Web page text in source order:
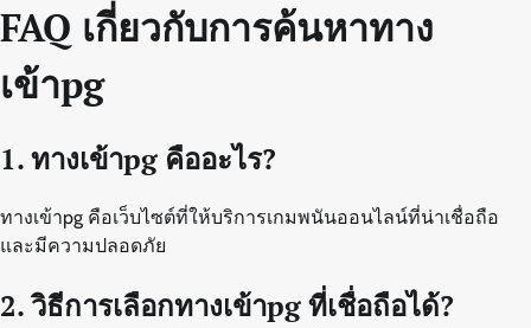
FAQ เกี่ยวกับการค้นหาทาง
เข้าpg
1. ทางเข้าpg คืออะไร?
ทางเข้าpg คือเว็บไซต์ที่ให้บริการเกมพนันออนไลน์ที่น่าเชื่อถือ
และมีความปลอดภัย
2. วิธีการเลือกทางเข้าpg ที่เชื่อถือได้?